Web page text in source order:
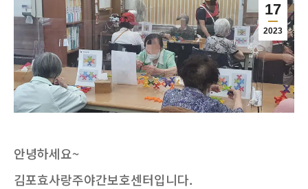
17
2023
안녕하세요~
김포효사랑주야간보호센터입니다.